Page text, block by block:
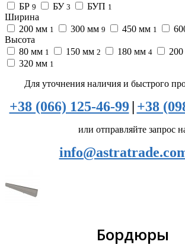
БР 9 БУ 3 БУП 1
Ширина
200 мм 1 300 мм 9 450 мм 1
Высота
80 мм 1 150 мм 2 180 мм 4
320 мм 1
Для уточнения наличия и быстрого
+38 (066) 125-46-99 | +38
или отправляйте запрос
Бордюры